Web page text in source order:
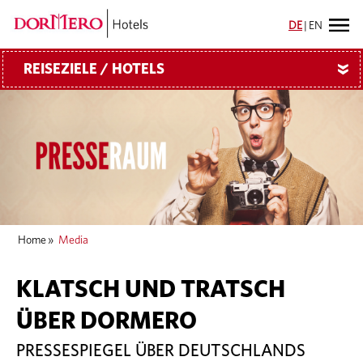
DE EN
REISEZIELE / HOTELS »
Home » Media
KLATSCH UND TRATSCH
ÜBER DORMERO
PRESSESPIEGEL ÜBER DEUTSCHLANDS